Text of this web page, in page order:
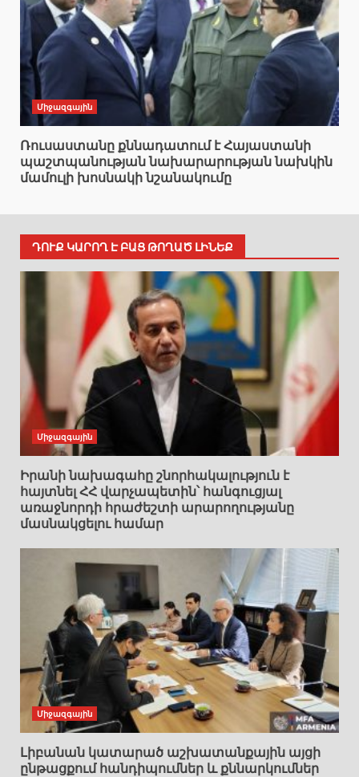
Միջազգային
Ռուսաստանը քննադատում է Հայաստանի
պաշտպանության նախարարության նախկին
մամուլի խոսնակի նշանակումը
ԴՈՒՔ ԿԱՐՈՂ Է ԲԱՑ ԹՈՂԱԾ ԼԻՆԵՔ
Միջազգային
Իրանի նախագահը շնորհակալություն է
հայտնել ՀՀ վարչապետին՝ հանգուցյալ
առաջնորդի հրաժեշտի արարողությանը
մասնակցելու համար
Միջազգային
Լիբանան կատարած աշխատանքային այցի
ընթացքում հանդիպումներ և քննարկումներ